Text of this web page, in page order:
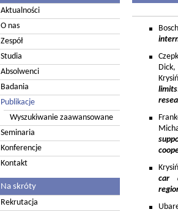
Aktualności
O nas
Zespół
Studia
Absolwenci
Badania
Publikacje
Wyszukiwanie zaawansowane
Seminaria
Konferencje
Kontakt
Na skróty
Rekrutacja
car